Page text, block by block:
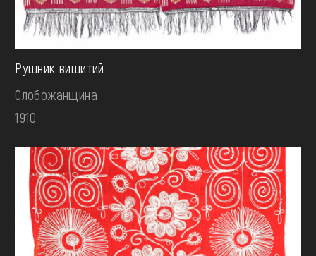
Рушник вишитий
Слобожанщина
1910